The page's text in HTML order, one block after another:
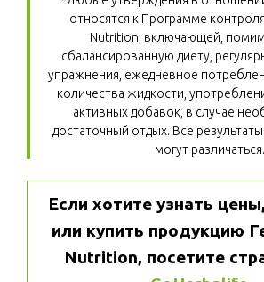
относятся к Программе
Nutrition, включающей,
сбалансированную диету,
упражнения, ежедневное
количества жидкости,
активных добавок, в случае
достаточный отдых. Все
могут различаться.
Если хотите узнать
или купить продукцию